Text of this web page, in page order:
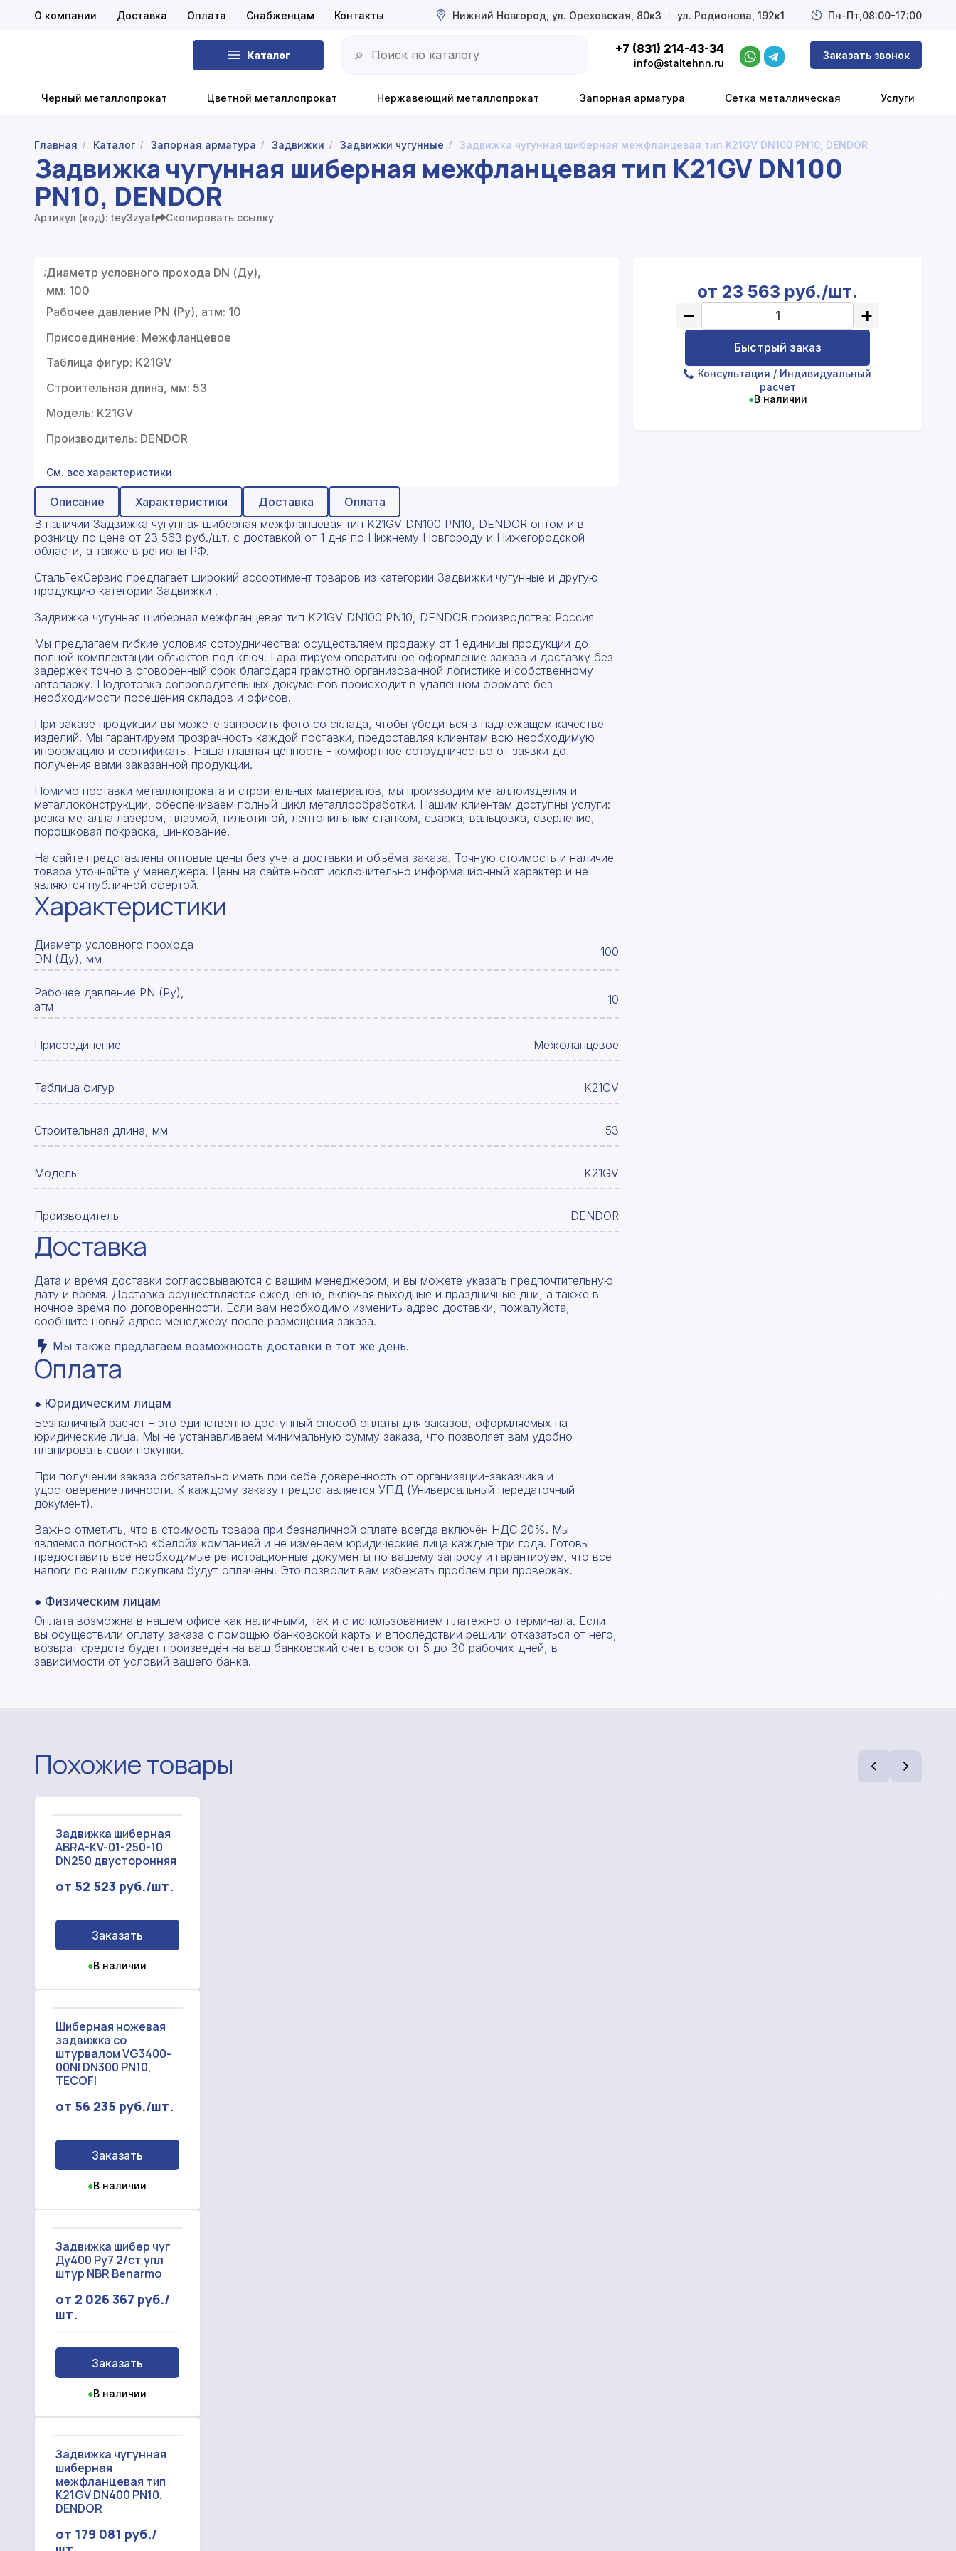
Каталог 🔎
+7 (831) 214-43-34
info@staltehnn.ru
Заказать звонок
Черный металлопрокат Цветной металлопрокат Нержавеющий металлопрокат Запорная арматура Сетка металлическая Услуги
О компании Доставка Оплата Снабженцам Контакты Нижний Новгород, ул. Ореховская, 80к3 l ул. Родионова, 192к1 Пн-Пт, 08:00-17:00
Черный металлопрокат
Цветной металлопрокат
Сетка металлическая
Профнастил
Композитная арматура
Сайдинг
Услуги
Главная / Каталог / Запорная арматура / Задвижки / Задвижки чугунные / Задвижка чугунная шиберная межфланцевая тип K21GV DN100 PN10, DENDOR
Задвижка чугунная шиберная межфланцевая тип K21GV DN100
PN10, DENDOR
Артикул (код): tey3zyaf Скопировать ссылку
;Диаметр условного прохода DN (Ду),
мм: 100
Рабочее давление PN (Ру), атм: 10
Присоединение: Межфланцевое
Таблица фигур: K21GV
Строительная длина, мм: 53
Модель: K21GV
Производитель: DENDOR
См. все характеристики
от 23 563 руб./шт.
− +
Быстрый заказ
Консультация / Индивидуальный
расчет
●В наличии
Описание Характеристики Доставка
Оплата
В наличии Задвижка чугунная шиберная межфланцевая тип K21GV DN100 PN10, DENDOR оптом и в
розницу по цене от 23 563 руб./шт. с доставкой от 1 дня по Нижнему Новгороду и Нижегородской
области, а также в регионы РФ.
СтальТехСервис предлагает широкий ассортимент товаров из категории Задвижки чугунные и другую
продукцию категории Задвижки .
Задвижка чугунная шиберная межфланцевая тип K21GV DN100 PN10, DENDOR производства: Россия
Мы предлагаем гибкие условия сотрудничества: осуществляем продажу от 1 единицы продукции до
полной комплектации объектов под ключ. Гарантируем оперативное оформление заказа и доставку без
задержек точно в оговоренный срок благодаря грамотно организованной логистике и собственному
автопарку. Подготовка сопроводительных документов происходит в удаленном формате без
необходимости посещения складов и офисов.
При заказе продукции вы можете запросить фото со склада, чтобы убедиться в надлежащем качестве
изделий. Мы гарантируем прозрачность каждой поставки, предоставляя клиентам всю необходимую
информацию и сертификаты. Наша главная ценность - комфортное сотрудничество от заявки до
получения вами заказанной продукции.
Помимо поставки металлопроката и строительных материалов, мы производим металлоизделия и
металлоконструкции, обеспечиваем полный цикл металлообработки. Нашим клиентам доступны услуги:
резка металла лазером, плазмой, гильотиной, лентопильным станком, сварка, вальцовка, сверление,
порошковая покраска, цинкование.
На сайте представлены оптовые цены без учета доставки и объёма заказа. Точную стоимость и наличие
товара уточняйте у менеджера. Цены на сайте носят исключительно информационный характер и не
являются публичной офертой.
Характеристики
Диаметр условного прохода
DN (Ду), мм
100
Рабочее давление PN (Ру),
атм
10
Присоединение Межфланцевое
Таблица фигур K21GV
Строительная длина, мм 53
Модель K21GV
Производитель DENDOR
Доставка
Дата и время доставки согласовываются с вашим менеджером, и вы можете указать предпочтительную
дату и время. Доставка осуществляется ежедневно, включая выходные и праздничные дни, а также в
ночное время по договоренности. Если вам необходимо изменить адрес доставки, пожалуйста,
сообщите новый адрес менеджеру после размещения заказа.
Мы также предлагаем возможность доставки в тот же день.
Оплата
● Юридическим лицам
Безналичный расчет – это единственно доступный способ оплаты для заказов, оформляемых на
юридические лица. Мы не устанавливаем минимальную сумму заказа, что позволяет вам удобно
планировать свои покупки.
При получении заказа обязательно иметь при себе доверенность от организации-заказчика и
удостоверение личности. К каждому заказу предоставляется УПД (Универсальный передаточный
документ).
Важно отметить, что в стоимость товара при безналичной оплате всегда включён НДС 20%. Мы
являемся полностью «белой» компанией и не изменяем юридические лица каждые три года. Готовы
предоставить все необходимые регистрационные документы по вашему запросу и гарантируем, что все
налоги по вашим покупкам будут оплачены. Это позволит вам избежать проблем при проверках.
● Физическим лицам
Оплата возможна в нашем офисе как наличными, так и с использованием платежного терминала. Если
вы осуществили оплату заказа с помощью банковской карты и впоследствии решили отказаться от него,
возврат средств будет произведён на ваш банковский счёт в срок от 5 до 30 рабочих дней, в
зависимости от условий вашего банка.
Похожие товары
Задвижка шиберная
ABRA-KV-01-250-10
DN250 двусторонняя
от 52 523 руб./шт.
Заказать
●В наличии
Шиберная ножевая
задвижка со
штурвалом VG3400-
00NI DN300 PN10,
TECOFI
от 56 235 руб./шт.
Заказать
●В наличии
Задвижка шибер чуг
Ду400 Ру7 2/ст упл
штур NBR Benarmo
от 2 026 367 руб./
шт.
Заказать
●В наличии
Задвижка чугунная
шиберная
межфланцевая тип
K21GV DN400 PN10,
DENDOR
от 179 081 руб./
Рассчитать смету
Заполните форму ниже, чтобы получить точный
сроки.
Мы свяжемся с вами в ближайшее время!
Предоставим бесплатную консультацию по нашим
товарам и актуальным ценам на металлопрокат
С вами свяжется наш менеджер.
Произошла ошибка.